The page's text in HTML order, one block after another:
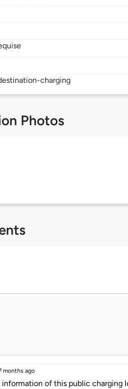
charging
Photos
months ago
information of this public charging